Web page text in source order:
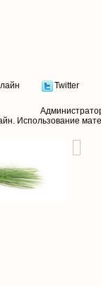
Twitter
. Использование